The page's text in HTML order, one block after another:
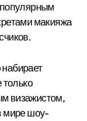
макияжа
только
визажистом,
мире шоу-